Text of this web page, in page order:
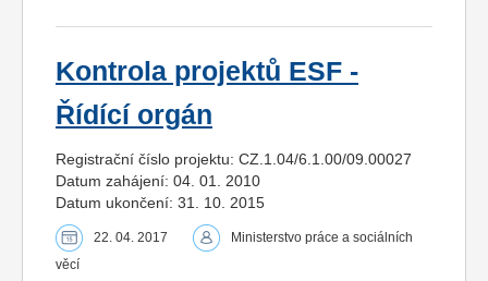
Kontrola projektů ESF -
Řídící orgán
Registrační číslo projektu: CZ.1.04/6.1.00/09.00027
Datum zahájení: 04. 01. 2010
Datum ukončení: 31. 10. 2015
22. 04. 2017
Ministerstvo práce a sociálních
věcí